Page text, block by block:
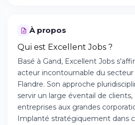
À propos
Qui est Excellent Jobs ?
Basé à Gand, Excellent Jobs
acteur incontournable du
Flandre. Son approche
servir un large éventail de clients,
entreprises aux grandes
Implanté stratégiquement dans